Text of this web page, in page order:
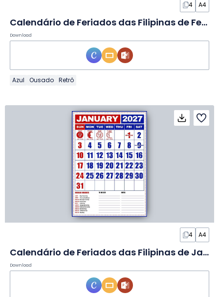
4 A4
Calendário de Feriados das Filipinas de Fevereiro de 2027 em Slides
Download
Azul Ousado Retrô
4 A4
Calendário de Feriados das Filipinas de Janeiro de 2027 em Slides
Download